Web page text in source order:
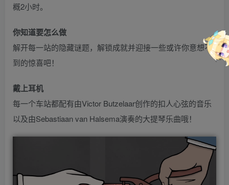
概2小时。
你知道要怎么做
解开每一站的隐藏谜题，解锁成就并迎接一些或许你意想不
到的惊喜吧！
戴上耳机
每一个车站都配有由Victor Butzelaar创作的扣人心弦的音乐
以及由Sebastiaan van Halsema演奏的大提琴乐曲哦！